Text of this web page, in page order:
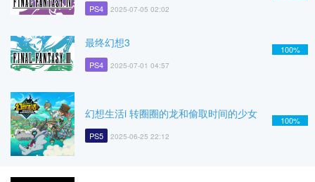
PS4 2025-07-05 02:02
最终幻想3
PS4 2025-07-01 04:57
100%
幻想生活i 转圈圈的龙和偷取时间的少女
PS5 2025-06-25 22:12
100%